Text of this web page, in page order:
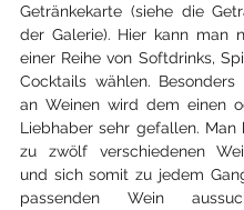
Getränkekarte (siehe die
der Galerie). Hier kann man
einer Reihe von Softdrinks,
Cocktails wählen. Besonders
an Weinen wird dem einen
Liebhaber sehr gefallen. Man
zu zwölf verschiedenen
und sich somit zu jedem
passenden Wein